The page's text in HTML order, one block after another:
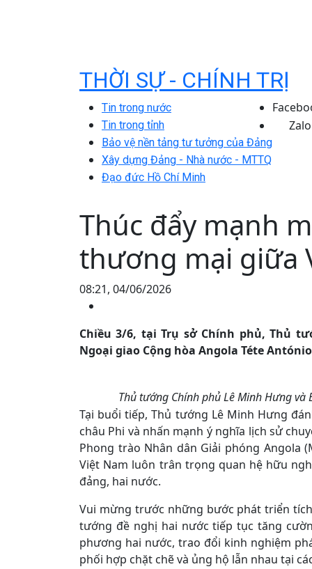
THỜI SỰ - CHÍNH TRỊ
Tin trong nước
Tin trong tỉnh
Bảo vệ nền tảng tư tưởng của Đảng
Xây dựng Đảng - Nhà nước - MTTQ
Đạo đức Hồ Chí Minh
Zalo
Thúc đẩy mạnh
thương mại giữa
08:21, 04/06/2026
Chiều 3/6, tại Trụ sở Chính phủ, Thủ
Ngoại giao Cộng hòa Angola Téte
Thủ tướng Chính phủ Lê Minh Hưng
Tại buổi tiếp, Thủ tướng Lê Minh Hưng
châu Phi và nhấn mạnh ý nghĩa lịch sử
Phong trào Nhân dân Giải phóng Angola
Việt Nam luôn trân trọng quan hệ hữu
đảng, hai nước.
Vui mừng trước những bước phát triển
tướng đề nghị hai nước tiếp tục tăng
phương hai nước, trao đổi kinh nghiệm
phối hợp chặt chẽ và ủng hộ lẫn nhau tại